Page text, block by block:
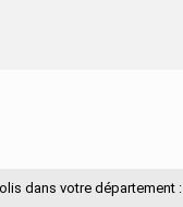
dans votre département :